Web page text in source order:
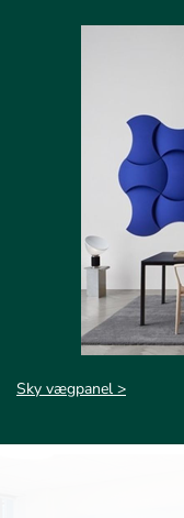
Sky vægpanel >